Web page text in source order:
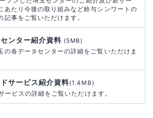
あたり今後の取り組みなど鈴与シンワートの
記事をご覧いただけます。
ンター紹介資料 (5MB)
の各データセンターの詳細をご覧いただけま
サービス紹介資料(1.4MB)
ービスの詳細をご覧いただけます。